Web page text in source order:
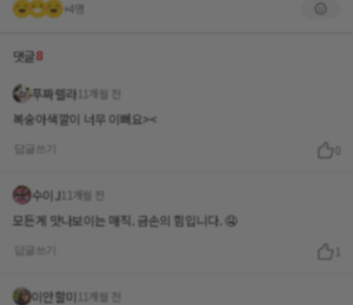
+4명
댓글8
푸짜렐라11개월 전
복숭아색깔이 너무 이뻐요><
수이J11개월 전
모든게 맛나보이는 매직. 금손의 힘입니다. 🤤
1
이안할미 11개월 전